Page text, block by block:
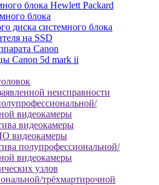
блока Hewlett Packard
блока
диска системного блока
на SSD
Canon
Canon 5d mark ii
неисправности
видеокамеры
видеокамеры
видеокамеры
полупрофессиональной/
видеокамеры
узлов
трёхмартирочной